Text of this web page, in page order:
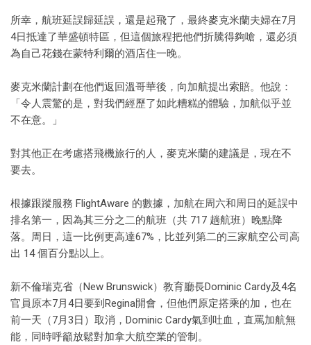
所幸，航班延誤歸延誤，還是起飛了，最終麥克米蘭夫婦在7月
4日抵達了華盛頓特區，但這個旅程把他們折騰得夠嗆，還必須
為自己花錢在蒙特利爾的酒店住一晚。
麥克米蘭計劃在他們返回溫哥華後，向加航提出索賠。他說：
「令人震驚的是，對我們經歷了如此糟糕的體驗，加航似乎並
不在意。」
對其他正在考慮搭飛機旅行的人，麥克米蘭的建議是，現在不
要去。
根據跟蹤服務 FlightAware 的數據，加航在周六和周日的延誤中
排名第一，因為其三分之二的航班（共 717 趟航班）晚點降
落。周日，這一比例更高達67%，比並列第二的三家航空公司高
出 14 個百分點以上。
新不倫瑞克省（New Brunswick）教育廳長Dominic Cardy及4名
官員原本7月4日要到Regina開會，但他們原定搭乘的加，也在
前一天（7月3日）取消，Dominic Cardy氣到吐血，直罵加航無
能，同時呼籲放鬆對加拿大航空業的管制。